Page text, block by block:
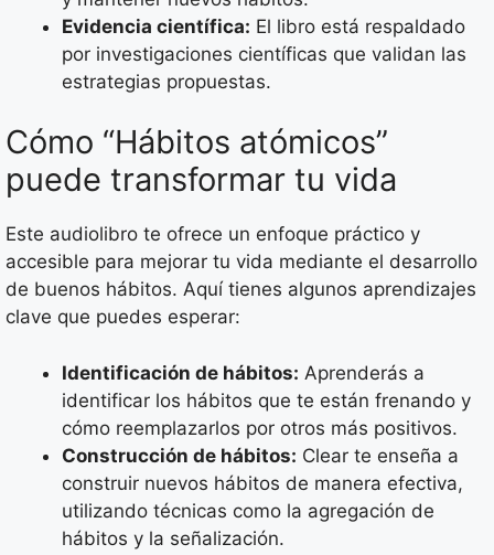
Evidencia científica: El libro está respaldado
por investigaciones científicas que validan las
estrategias propuestas.
Cómo “Hábitos atómicos”
puede transformar tu vida
Este audiolibro te ofrece un enfoque práctico y
accesible para mejorar tu vida mediante el desarrollo
de buenos hábitos. Aquí tienes algunos aprendizajes
clave que puedes esperar:
Identificación de hábitos: Aprenderás a
identificar los hábitos que te están frenando y
cómo reemplazarlos por otros más positivos.
Construcción de hábitos: Clear te enseña a
construir nuevos hábitos de manera efectiva,
utilizando técnicas como la agregación de
hábitos y la señalización.